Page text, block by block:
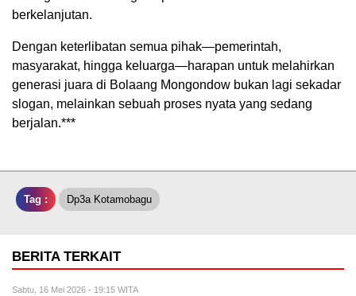
berkelanjutan.
Dengan keterlibatan semua pihak—pemerintah,
masyarakat, hingga keluarga—harapan untuk melahirkan
generasi juara di Bolaang Mongondow bukan lagi sekadar
slogan, melainkan sebuah proses nyata yang sedang
berjalan.***
Tag : Dp3a Kotamobagu
BERITA TERKAIT
Sabtu, 16 Mei 2026 - 19:15 WITA